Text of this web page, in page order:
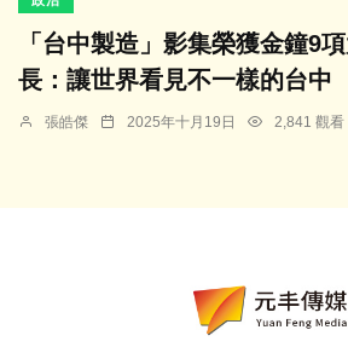
「台中製造」影集榮獲金鐘9
長：讓世界看見不一樣的台中
張皓傑 2025年十月19日 2,841 觀看